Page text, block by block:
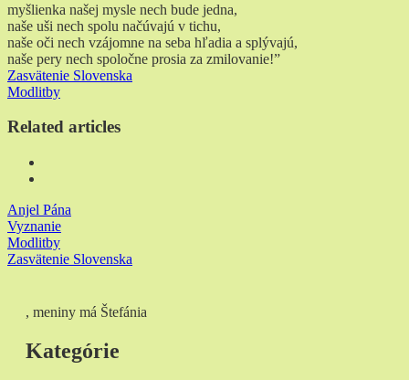
myšlienka našej mysle nech bude jedna,
naše uši nech spolu načúvajú v tichu,
naše oči nech vzájomne na seba hľadia a splývajú,
naše pery nech spoločne prosia za zmilovanie!”
Zasvätenie Slovenska
Modlitby
Related articles
Anjel Pána
Vyznanie
Modlitby
Zasvätenie Slovenska
, meniny má Štefánia
Kategórie